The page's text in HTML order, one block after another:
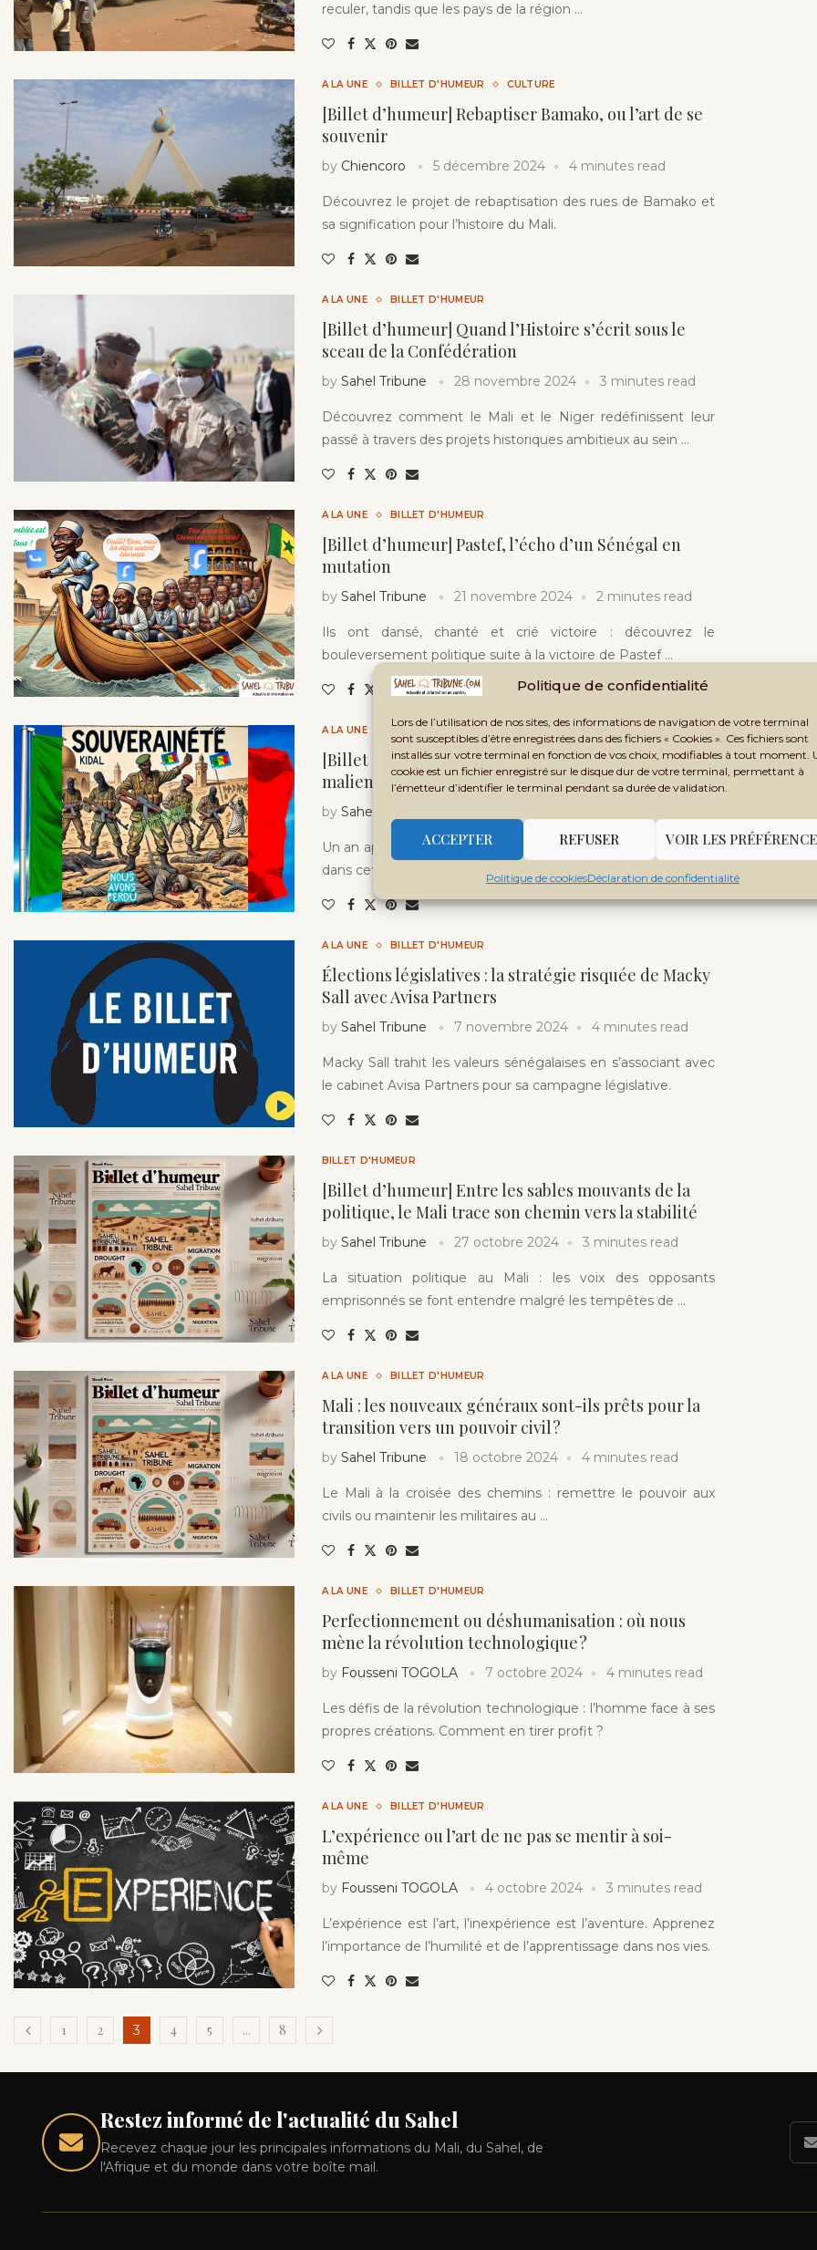
Politique de confidentialité
Lors de l’utilisation de nos sites, des informations de navigation de votre terminal
sont susceptibles d’être enregistrées dans des fichiers « Cookies ». Ces fichiers sont
installés sur votre terminal en fonction de vos choix, modifiables à tout moment.
cookie est un fichier enregistré sur le disque dur de votre terminal, permettant à
l’émetteur d’identifier le terminal pendant sa durée de validation.
ACCEPTER REFUSER VOIR LES
Politique de cookiesDéclaration de confidentialité
reculer, tandis que les pays de la région …
A LA UNE BILLET D'HUMEUR CULTURE
[Billet d’humeur] Rebaptiser Bamako, ou l’art de se
souvenir
by Chiencoro 5 décembre 2024 4 minutes read
Découvrez le projet de rebaptisation des rues de Bamako et
sa signification pour l’histoire du Mali.
A LA UNE BILLET D'HUMEUR
[Billet d’humeur] Quand l’Histoire s’écrit sous le
sceau de la Confédération
by Sahel Tribune 28 novembre 2024 3 minutes read
Découvrez comment le Mali et le Niger redéfinissent leur
passé à travers des projets historiques ambitieux au sein …
A LA UNE BILLET D'HUMEUR
[Billet d’humeur] Pastef, l’écho d’un Sénégal en
mutation
by Sahel Tribune 21 novembre 2024 2 minutes read
Ils ont dansé, chanté et crié victoire : découvrez le
bouleversement politique suite à la victoire de Pastef …
A LA UNE
[Billet d’humeur] Kidal, un an après – l’armée
malienne au front pour une souveraineté retrouvée
by Sahel Tribune
Un an après la reprise de Kidal par l’armée malienne, plongez
dans cette victoire symbolique et les actions …
A LA UNE BILLET D'HUMEUR
Élections législatives : la stratégie risquée de Macky
Sall avec Avisa Partners
by Sahel Tribune 7 novembre 2024 4 minutes read
Macky Sall trahit les valeurs sénégalaises en s’associant avec
le cabinet Avisa Partners pour sa campagne législative.
BILLET D'HUMEUR
[Billet d’humeur] Entre les sables mouvants de la
politique, le Mali trace son chemin vers la stabilité
by Sahel Tribune 27 octobre 2024 3 minutes read
La situation politique au Mali : les voix des opposants
emprisonnés se font entendre malgré les tempêtes de …
A LA UNE BILLET D'HUMEUR
Mali : les nouveaux généraux sont-ils prêts pour la
transition vers un pouvoir civil ?
by Sahel Tribune 18 octobre 2024 4 minutes read
Le Mali à la croisée des chemins : remettre le pouvoir aux
civils ou maintenir les militaires au …
A LA UNE BILLET D'HUMEUR
Perfectionnement ou déshumanisation : où nous
mène la révolution technologique ?
by Fousseni TOGOLA 7 octobre 2024 4 minutes read
Les défis de la révolution technologique : l’homme face à ses
propres créations. Comment en tirer profit ?
A LA UNE BILLET D'HUMEUR
L’expérience ou l’art de ne pas se mentir à soi-
même
by Fousseni TOGOLA 4 octobre 2024 3 minutes read
L’expérience est l’art, l’inexpérience est l’aventure. Apprenez
l’importance de l’humilité et de l’apprentissage dans nos vies.
1 2 3 4 5 … 8
Restez informé de l'actualité du Sahel
Recevez chaque jour les principales informations du Mali, du Sahel, de
l'Afrique et du monde dans votre boîte mail.